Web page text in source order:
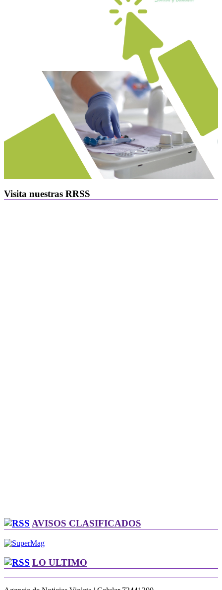
Visita nuestras RRSS
AVISOS CLASIFICADOS
LO ULTIMO